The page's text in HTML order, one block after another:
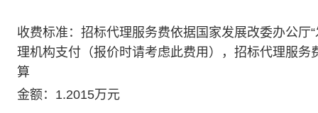
收费标准：招标代理服务费依据国家发展改委办公厅
理机构支付（报价时请考虑此费用），招标代理服
算
金额：1.2015万元